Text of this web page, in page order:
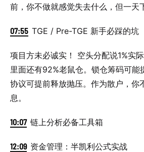
前，你不做就感觉失去什么，但一天
07:55 TGE / Pre-TGE 新手必踩的坑
项目方未必诚实！ 空头分配说1%实
里面还有92%老鼠仓。锁仓筹码可能
协议可提前释放抛压。作为散户，你
息。
10:07 链上分析必备工具箱
12:09 资金管理：半凯利公式实战